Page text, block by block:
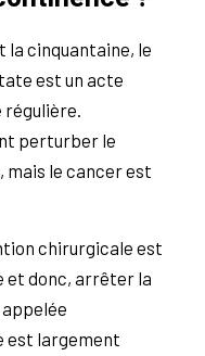
la cinquantaine, le
est un acte
régulière.
perturber le
le cancer est
chirurgicale est
et donc, arrêter la
est largement